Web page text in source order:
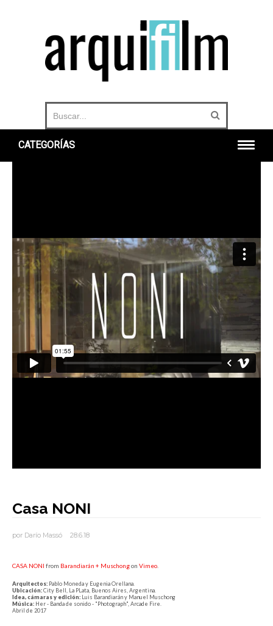
CATEGORÍAS
DOCUMENTALES
360°
OTROS
AUTORES
BLOG
Casa NONI
por Darío Massó 28.6.18
CASA NONI from Barandiarán + Muschongon Vimeo
Arquitectos: Pablo Moneda y Eugenia Orellana.
Ubicación:City Bell, La PLata, Buenos Aires, Argentina.
Idea, cámaras y edición: Luis Barandiarán y Manuel Muschong
Música: Her - Banda de sonido - "Photograph", Arcade Fire.
Abril de 2017